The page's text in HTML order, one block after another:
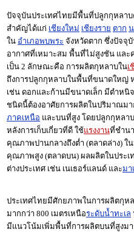
ปัจจุบันประเทศไทยมีพื้นที่ปลูกกุหลาบ
สำคัญได้แก่ เชียงใหม่ เชียงราย ตาก
ใน อำเภอพบพระ จังหวัดตาก ซึ่งปัจจุ
อากาศที่เหมาะสม พื้นที่ไม่สูงชัน และ
เป็น 2 ลักษณะคือ การผลิตกุหลาบในเ
ถึงการปลูกกุหลาบในพื้นที่ขนาดใหญ่
เช่น ดอกและก้านมีขนาดเล็ก มีตำหนิ
ชนิดนี้ต้องอาศัยการผลิตในปริมาณมา
ภาคเหนือ และบนที่สูง โดยปลูกกุหลา
หลังการเก็บเกี่ยวที่ดี ใช้แรงงานที่ชำน
คุณภาพปานกลางถึงต่ำ (ตลาดล่าง)
คุณภาพสูง (ตลาดบน) ผลผลิตในประเ
ต่างประเทศ เช่น เนเธอร์แลนด์ และมา
ประเทศไทยมีศักยภาพในการผลิตกุ
มากกว่า 800 เมตรเหนือระดับน้ำทะเล
มีแนวโน้มเพิ่มพื้นที่การผลิตบนที่สูงม